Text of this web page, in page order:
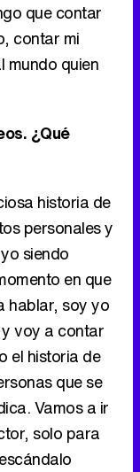
que contar
contar mi
mundo quien
¿Qué
historia de
personales y
siendo
en que
hablar, soy yo
voy a contar
el historia de
que se
Vamos a ir
solo para